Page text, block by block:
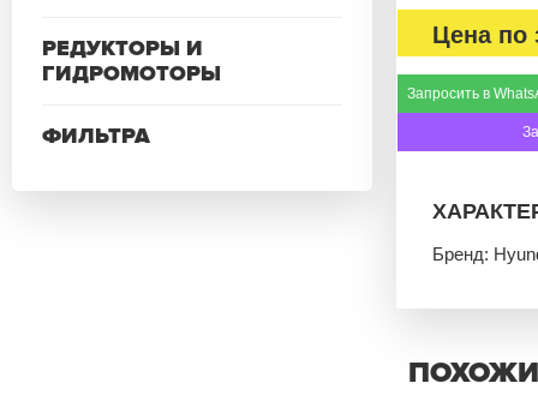
РЕДУКТОРЫ И
ГИДРОМОТОРЫ
ФИЛЬТРА
Цена по
Запросить в
Бренд: